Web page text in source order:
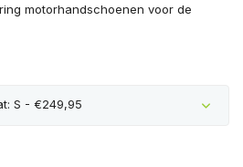
motorhandschoenen voor de
S - €249,95